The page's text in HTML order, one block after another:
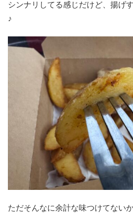
シンナリしてる感じだけど、揚げ
♪
ただそんなに余計な味つけてない